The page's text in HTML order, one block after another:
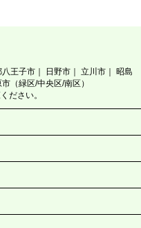
八王子市 日野市 立川市
昭島
（緑区/中央区/南区）
ださい。